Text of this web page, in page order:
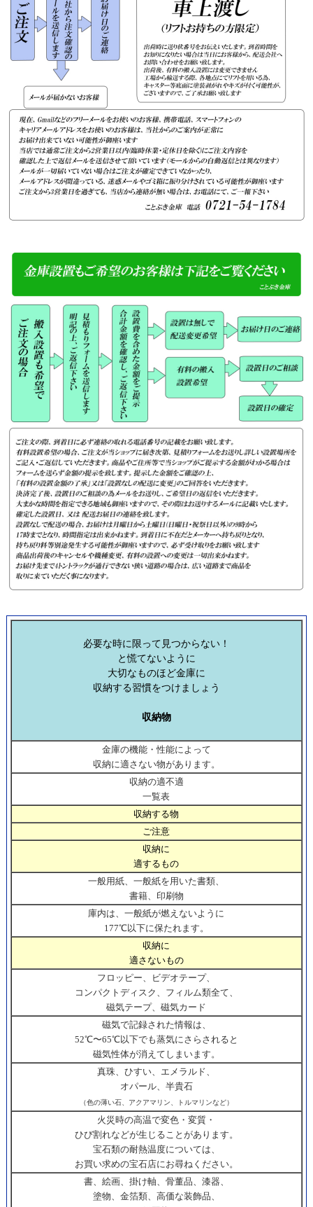
必要な時に限って見つからない！
と慌てないように
大切なものほど金庫に
収納する習慣をつけましょう
収納物
金庫の機能・性能によって
収納に適さない物があります。
収納の適不適
一覧表
収納する物
ご注意
収納に
適するもの
一般用紙、一般紙を用いた書類、
書籍、印刷物
庫内は、一般紙が燃えないように
177℃以下に保たれます。
収納に
適さないもの
フロッピー、ビデオテープ、
コンパクトディスク、フィルム類全て、
磁気テープ、磁気カード
磁気で記録された情報は、
52℃〜65℃以下でも蒸気にさらされると
磁気性体が消えてしまいます。
真珠、ひすい、エメラルド、
オパール、半貴石
（色の薄い石、アクアマリン、トルマリンなど）
火災時の高温で変色・変質・
ひび割れなどが生じることがあります。
宝石類の耐熱温度については、
お買い求めの宝石店にお尋ねください。
書、絵画、掛け軸、骨董品、漆器、
塗物、金箔類、高価な装飾品、